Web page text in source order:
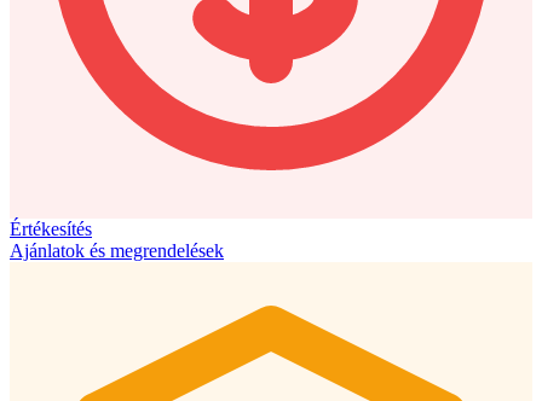
Értékesítés
Ajánlatok és megrendelések